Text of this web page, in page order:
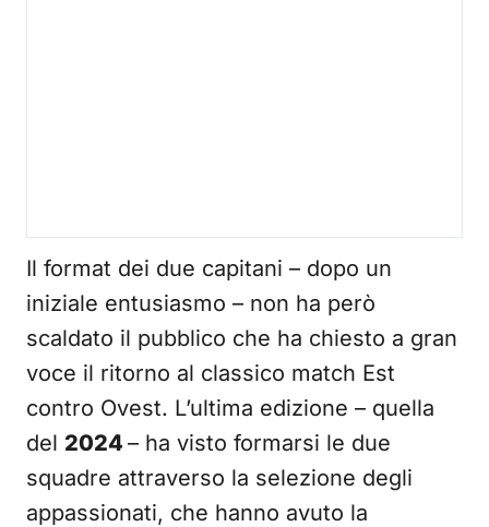
Il format dei due capitani – dopo un
iniziale entusiasmo – non ha però
scaldato il pubblico che ha chiesto a gran
voce il ritorno al classico match Est
contro Ovest. L’ultima edizione – quella
del 2024 – ha visto formarsi le due
squadre attraverso la selezione degli
appassionati, che hanno avuto la